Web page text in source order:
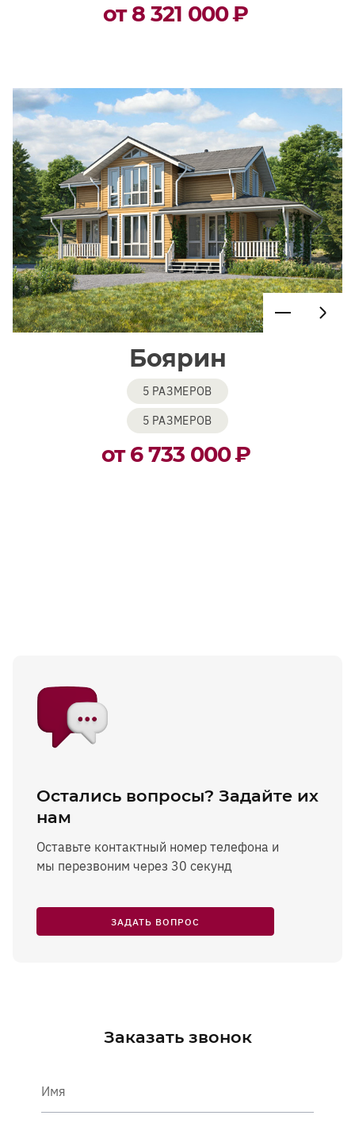
от 8 321 000₽
Боярин
5 РАЗМЕРОВ
5 РАЗМЕРОВ
от 6 733 000₽
Остались вопросы? Задайте их
нам
Оставьте контактный номер телефона и
мы перезвоним через 30 секунд
ЗАДАТЬ ВОПРОС
Заказать звонок
Имя